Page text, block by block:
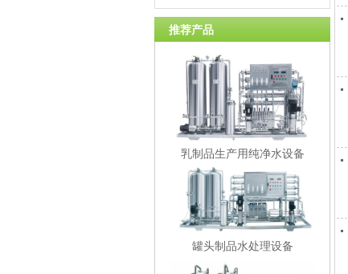
推荐产品
乳制品生产用纯净水设备
罐头制品水处理设备